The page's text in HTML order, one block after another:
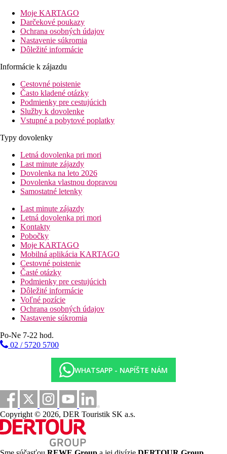
vzdialenosť od centra (Hammamet): cca. 6 km
vzdialenosť od nákupných možností: cca. 1,5 km
Vybavenie izby
Izby
telefón, SAT-TV
trezor zdarma
kúpeľňa (vaňa alebo sprchovací kút, fén, WC)
balkón alebo terasa s výhľadom do záhrady
Izby za príplatok
jednolôžkové izby
jednolôžkové izby orientované na more
bungalovy
rodinné izby
Vybavenie hotela
sála s recepciou
a'la carte reštaurácia
lobby bar
nočný klub
Maurská kaviareň
Wi-Fi pripojenie na internet je bezplatné
televízna miestnosť
konferenčná miestnosť
obchody
2 bazény (ležadlá a slnečníky zdarma, osušky za zálohu)
gril reštaurácia na pláži
bar pri bazéne
plážový bar
tenisový bar
krytý bazén
detský bazén
mini klub
piesočná pláž
lehátka a slnečníky zdarma
vodné športy za poplatok
Šport a zábava zadarmo
animačné programy
aerobik
plážový volejbal
basketbal
Moje KARTAGO
Darčekové poukazy
Ochrana osobných údajov
Nastavenie súkromia
Dôležité informácie
Informácie k zájazdu
Cestovné poistenie
Často kladené otázky
Podmienky pre cestujúcich
Služby k dovolenke
Vstupné a pobytové poplatky
Typy dovolenky
Letná dovolenka pri mori
Last minute zájazdy
Dovolenka na leto 2026
Dovolenka vlastnou dopravou
Samostatné letenky
Last minute zájazdy
Letná dovolenka pri mori
Kontakty
Pobočky
Moje KARTAGO
Mobilná aplikácia KARTAGO
Cestovné poistenie
Časté otázky
Podmienky pre cestujúcich
Dôležité informácie
Voľné pozície
Ochrana osobných údajov
Nastavenie súkromia
Po-Ne 7-22 hod.
02 / 5720 5700
WHATSAPP - NAPÍŠTE NÁM
Copyright © 2026, DER Touristik SK a.s.